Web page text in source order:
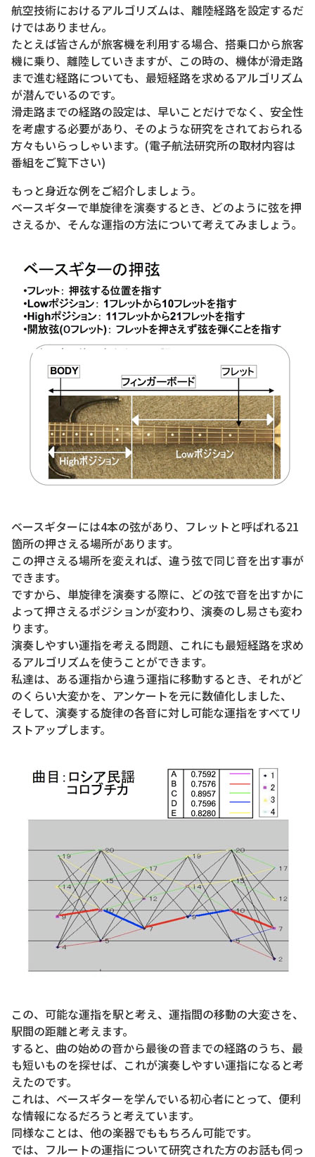
航空技術におけるアルゴリズムは、離陸経路を設定するだ
けではありません。
たとえば皆さんが旅客機を利用する場合、搭乗口から旅客
機に乗り、離陸していきますが、この時の、機体が滑走路
まで進む経路についても、最短経路を求めるアルゴリズム
が潜んでいるのです。
滑走路までの経路の設定は、早いことだけでなく、安全性
を考慮する必要があり、そのような研究をされておられる
方々もいらっしゃいます。(電子航法研究所の取材内容は
番組をご覧下さい)
もっと身近な例をご紹介しましょう。
ベースギターで単旋律を演奏するとき、どのように弦を押
さえるか、そんな運指の方法について考えてみましょう。
ベースギターには4本の弦があり、フレットと呼ばれる21
箇所の押さえる場所があります。
この押さえる場所を変えれば、違う弦で同じ音を出す事が
できます。
ですから、単旋律を演奏する際に、どの弦で音を出すかに
よって押さえるポジションが変わり、演奏のし易さも変わ
ります。
演奏しやすい運指を考える問題、これにも最短経路を求め
るアルゴリズムを使うことができます。
私達は、ある運指から違う運指に移動するとき、それがど
のくらい大変かを、アンケートを元に数値化しました、
そして、演奏する旋律の各音に対し可能な運指をすべてリ
ストアップします。
この、可能な運指を駅と考え、運指間の移動の大変さを、
駅間の距離と考えます。
すると、曲の始めの音から最後の音までの経路のうち、最
も短いものを探せば、これが演奏しやすい運指になると考
えたのです。
これは、ベースギターを学んでいる初心者にとって、便利
な情報になるだろうと考えています。
同様なことは、他の楽器でももちろん可能です。
では、フルートの運指について研究された方のお話も伺っ